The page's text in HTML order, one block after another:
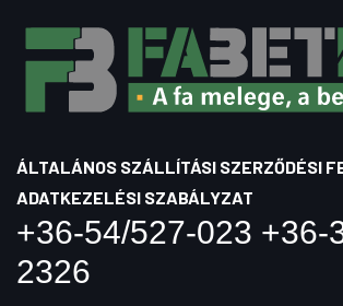
ÁLTALÁNOS SZÁLLÍTÁSI SZERZŐDÉSI
ADATKEZELÉSI SZABÁLYZAT
+36-54/527-023 +36-
2326